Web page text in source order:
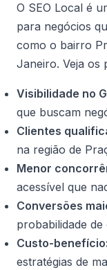
O SEO Local é
para negócios
como o bairro
Janeiro. Veja os
Visibilidade no
que buscam
Clientes
na região de
Menor
acessível que
Conversões
probabilidade
Custo-benefício:
estratégias de